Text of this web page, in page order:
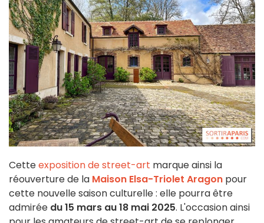
Cetteexposition de street-art marque ainsi la
réouverture de la Maison Elsa-Triolet Aragon pour
cette nouvelle saison culturelle : elle pourra être
admirée du 15 mars au 18 mai 2025. L'occasion ainsi